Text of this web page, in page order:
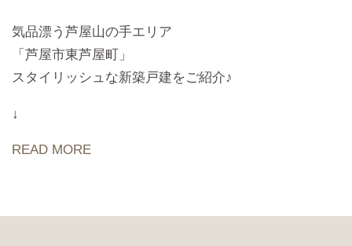
気品漂う芦屋山の手エリア
「芦屋市東芦屋町」
スタイリッシュな新築戸建をご紹介♪
↓
READ MORE